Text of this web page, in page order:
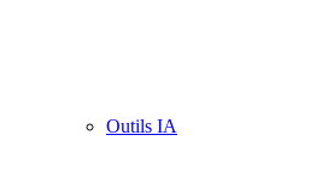
Outils IA